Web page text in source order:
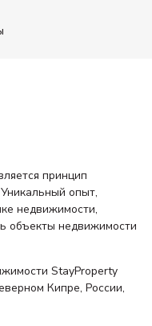
принцип
опыт,
недвижимости,
объекты недвижимости
StayProperty
Кипре, России,